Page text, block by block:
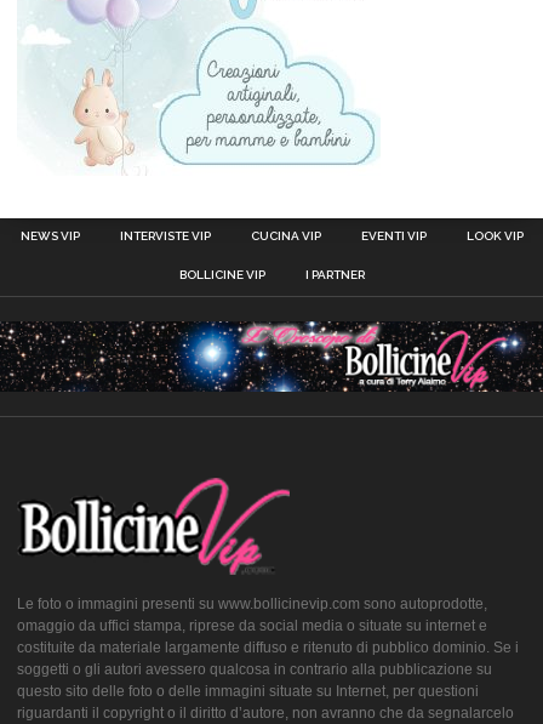
NEWS VIP INTERVISTE VIP CUCINA VIP EVENTI VIP LOOK VIP
BOLLICINE VIP I PARTNER
Le foto o immagini presenti su www.bollicinevip.com sono autoprodotte,
omaggio da uffici stampa, riprese da social media o situate su internet e
costituite da materiale largamente diffuso e ritenuto di pubblico dominio. Se i
soggetti o gli autori avessero qualcosa in contrario alla pubblicazione su
questo sito delle foto o delle immagini situate su Internet, per questioni
riguardanti il copyright o il diritto d’autore, non avranno che da segnalarcelo